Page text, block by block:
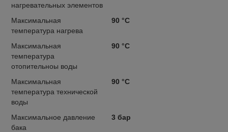
нагревательных элементов
Максимальная
температура нагрева
90 °C
Максимальная
температура
отопительноы воды
90 °C
Максимальная
температура технической
воды
90 °С
Максимальное давление
бака
3 бар